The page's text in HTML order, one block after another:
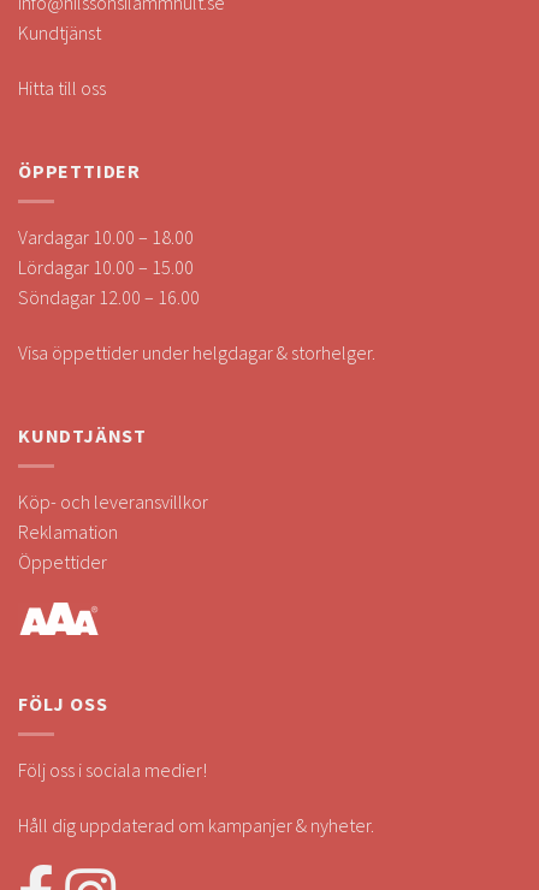
Kundtjänst
Hitta till oss
ÖPPETTIDER
Vardagar 10.00 – 18.00
Lördagar 10.00 – 15.00
Söndagar 12.00 – 16.00
Visa öppettider under helgdagar & storhelger.
KUNDTJÄNST
Köp- och leveransvillkor
Reklamation
Öppettider
FÖLJ OSS
Följ oss i sociala medier!
Håll dig uppdaterad om kampanjer & nyheter.